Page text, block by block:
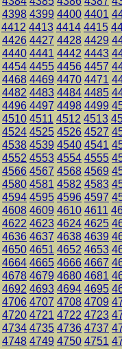
4398 4399 4400 4401
4412 4413 4414 4415
4426 4427 4428 4429
4440 4441 4442 4443
4454 4455 4456 4457
4468 4469 4470 4471
4482 4483 4484 4485
4496 4497 4498 4499
4510 4511 4512 4513
4524 4525 4526 4527
4538 4539 4540 4541
4552 4553 4554 4555
4566 4567 4568 4569
4580 4581 4582 4583
4594 4595 4596 4597
4608 4609 4610 4611
4622 4623 4624 4625
4636 4637 4638 4639
4650 4651 4652 4653
4664 4665 4666 4667
4678 4679 4680 4681
4692 4693 4694 4695
4706 4707 4708 4709
4720 4721 4722 4723
4734 4735 4736 4737
4748 4749 4750 4751